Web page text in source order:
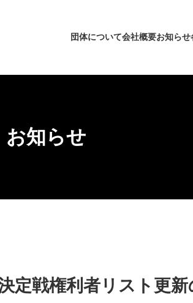
団体について会社概要お知らせ
お知らせ
定戦権利者リスト更